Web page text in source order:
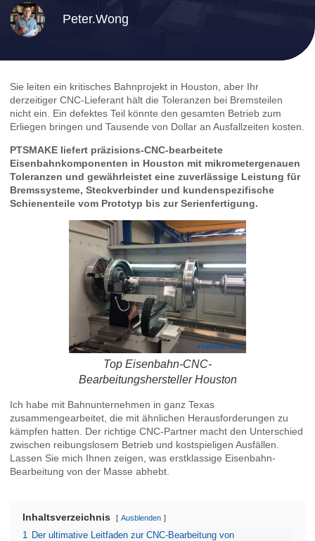
Peter.Wong
Sie leiten ein kritisches Bahnprojekt in Houston, aber Ihr
derzeitiger CNC-Lieferant hält die Toleranzen bei Bremsteilen
nicht ein. Ein defektes Teil könnte den gesamten Betrieb zum
Erliegen bringen und Tausende von Dollar an Ausfallzeiten kosten.
PTSMAKE liefert präzisions-CNC-bearbeitete
Eisenbahnkomponenten in Houston mit mikrometergenauen
Toleranzen und gewährleistet eine zuverlässige Leistung für
Bremssysteme, Steckverbinder und kundenspezifische
Schienenteile vom Prototyp bis zur Serienfertigung.
Top Eisenbahn-CNC-
Bearbeitungshersteller Houston
Ich habe mit Bahnunternehmen in ganz Texas
zusammengearbeitet, die mit ähnlichen Herausforderungen zu
kämpfen hatten. Der richtige CNC-Partner macht den Unterschied
zwischen reibungslosem Betrieb und kostspieligen Ausfällen.
Lassen Sie mich Ihnen zeigen, was erstklassige Eisenbahn-
Bearbeitung von der Masse abhebt.
Inhaltsverzeichnis Ausblenden
1
Der ultimative Leitfaden zur CNC-Bearbeitung von